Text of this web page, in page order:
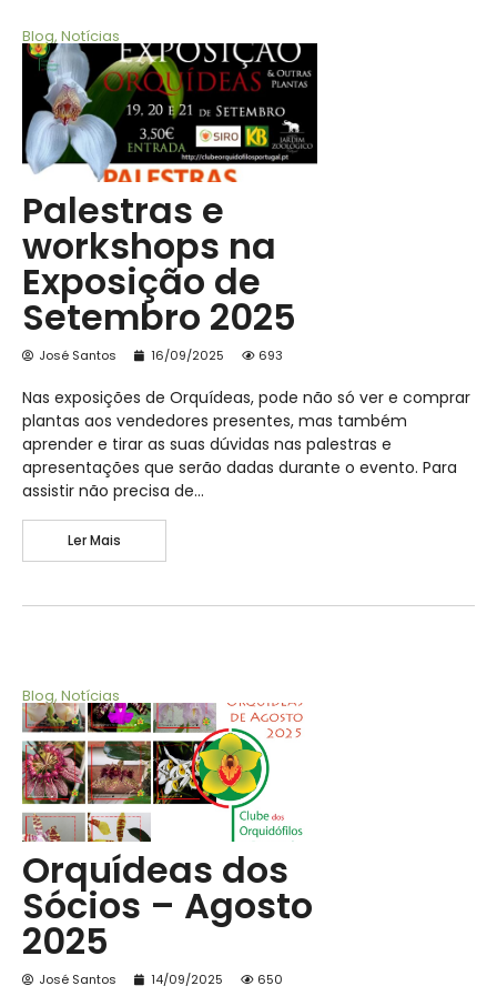
Blog, Notícias
Palestras e
workshops na
Exposição de
Setembro 2025
José Santos 16/09/2025 693
Nas exposições de Orquídeas, pode não só ver e comprar
plantas aos vendedores presentes, mas também
aprender e tirar as suas dúvidas nas palestras e
apresentações que serão dadas durante o evento. Para
assistir não precisa de…
Ler Mais
Blog, Notícias
Orquídeas dos
Sócios – Agosto
2025
José Santos 14/09/2025 650